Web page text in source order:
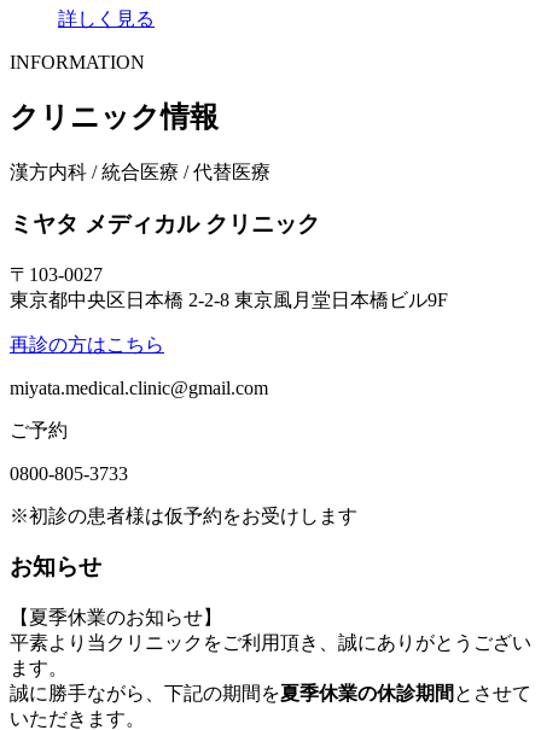
詳しく見る
INFORMATION
クリニック情報
漢方内科 / 統合医療 / 代替医療
ミヤタ メディカル クリニック
〒103-0027
東京都中央区日本橋 2-2-8 東京風月堂日本橋ビル9F
再診の方はこちら
miyata.medical.clinic@gmail.com
ご予約
0800-805-3733
※初診の患者様は仮予約をお受けします
お知らせ
【夏季休業のお知らせ】
平素より当クリニックをご利用頂き、誠にありがとうござい
ます。
誠に勝手ながら、下記の期間を夏季休業の休診期間 とさせて
いただきます。